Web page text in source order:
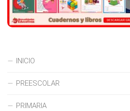
INICIO
PREESCOLAR
PRIMARIA